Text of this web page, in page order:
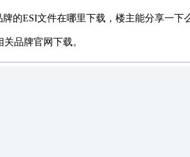
牌的ESI文件在哪里下载，楼主能分享一下
品牌官网下载。